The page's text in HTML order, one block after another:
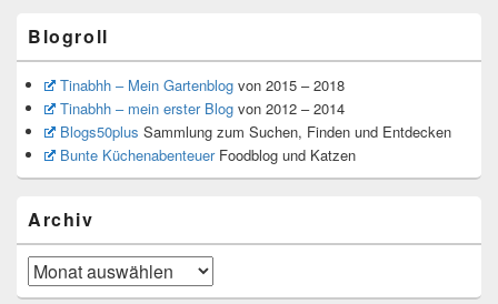
Blogroll
Tinabhh – Mein Gartenblogvon 2015 – 2018
Tinabhh – mein erster Blogvon 2012 – 2014
Blogs50plus Sammlung zum Suchen, Finden und Entdecken
Bunte KüchenabenteuerFoodblog und Katzen
Archiv
Archiv